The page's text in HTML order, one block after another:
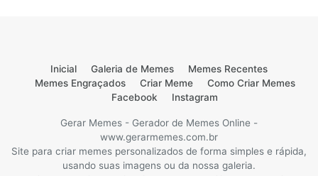
Inicial Galeria de Memes
Memes Recentes
Memes Engraçados
Criar Meme
Como Criar Memes
Facebook
Instagram
Gerar Memes - Gerador de Memes Online -
www.gerarmemes.com.br
Site para criar memes personalizados de forma simples e rápida,
usando suas imagens ou da nossa galeria.